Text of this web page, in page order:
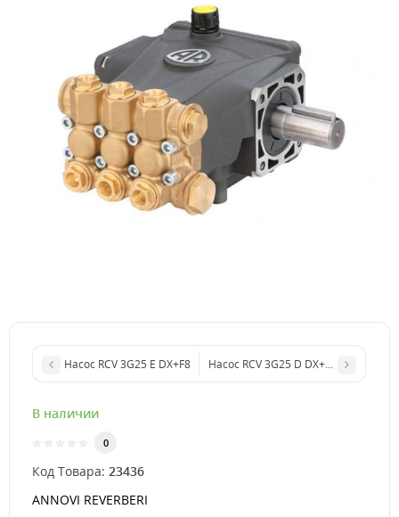
Насос RCV 3G25 E DX+F8 Насос RCV 3G25 D
В наличии
0
Код Товара: 23436
ANNOVI REVERBERI